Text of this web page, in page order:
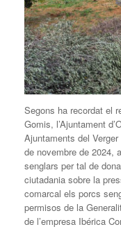
Segons ha recordat el
Gomis, l’Ajuntament
Ajuntaments del
de novembre de 2024,
senglars per tal de
ciutadania sobre la
comarcal els porcs
permisos de la
de l’empresa Ibérica